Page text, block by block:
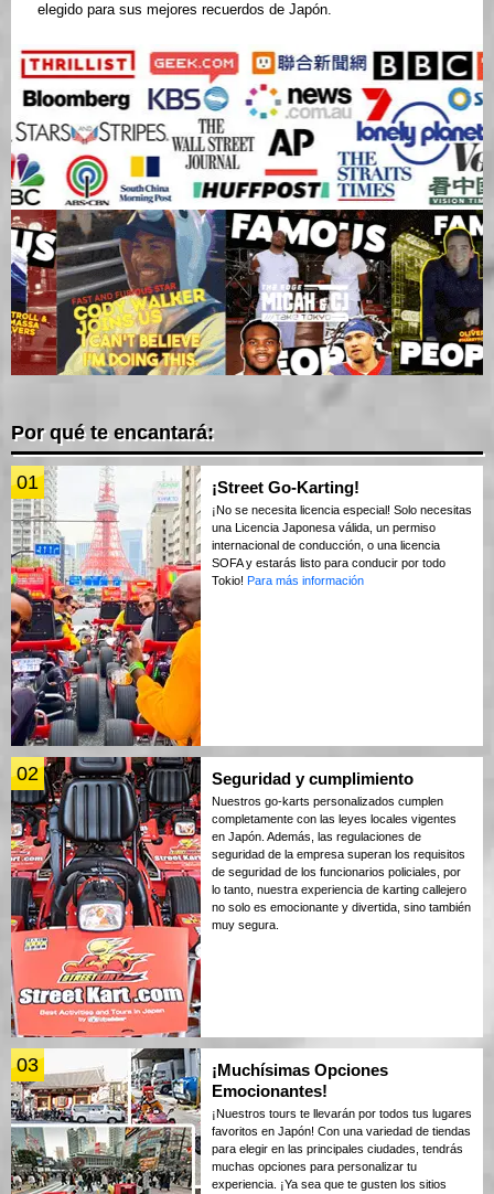
elegido para sus mejores recuerdos de Japón.
Por qué te encantará:
01 ¡Street Go-Karting!
¡No se necesita licencia especial! Solo necesitas
una Licencia Japonesa válida, un permiso
internacional de conducción, o una licencia
SOFA y estarás listo para conducir por todo
Tokio! Para más información
02 Seguridad y cumplimiento
Nuestros go-karts personalizados cumplen
completamente con las leyes locales vigentes
en Japón. Además, las regulaciones de
seguridad de la empresa superan los requisitos
de seguridad de los funcionarios policiales, por
lo tanto, nuestra experiencia de karting callejero
no solo es emocionante y divertida, sino también
muy segura.
03
¡Muchísimas Opciones
Emocionantes!
¡Nuestros tours te llevarán por todos tus lugares
favoritos en Japón! Con una variedad de tiendas
para elegir en las principales ciudades, tendrás
muchas opciones para personalizar tu
experiencia. ¡Ya sea que te gusten los sitios